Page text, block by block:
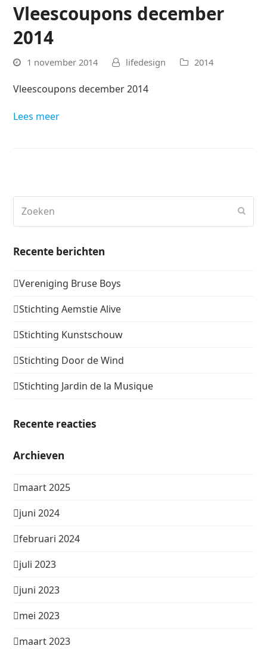
Vleescoupons december
2014
1 november 2014 lifedesign 2014
Vleescoupons december 2014
Lees meer
Recente berichten
Vereniging Bruse Boys
Stichting Aemstie Alive
Stichting Kunstschouw
Stichting Door de Wind
Stichting Jardin de la Musique
Recente reacties
Archieven
maart 2025
juni 2024
februari 2024
juli 2023
juni 2023
mei 2023
maart 2023